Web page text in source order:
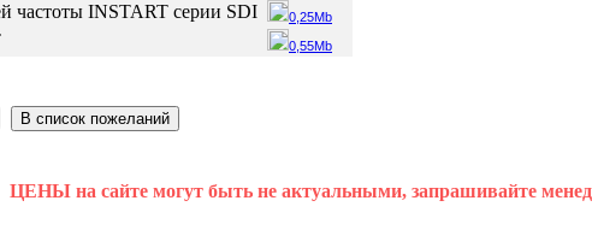
частоты INSTART серии SDI 0,25Mb
0,55Mb
ЦЕНЫ на сайте могут быть не актуальными, запрашивайте